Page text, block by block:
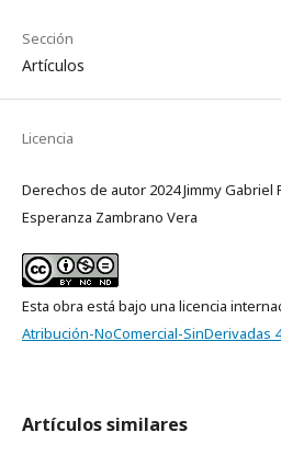
Sección
Artículos
Licencia
Derechos de autor 2024 Jimmy Gabriel
Esperanza Zambrano Vera
Esta obra está bajo una licencia
Atribución-NoComercial-SinDerivadas
Artículos similares